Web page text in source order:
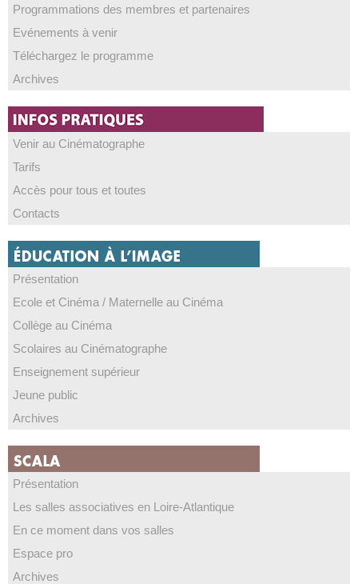
Programmations des membres et partenaires
Evénements à venir
Téléchargez le programme
Archives
Venir au Cinématographe
Tarifs
Accès pour tous et toutes
Contacts
Présentation
Ecole et Cinéma / Maternelle au Cinéma
Collège au Cinéma
Scolaires au Cinématographe
Enseignement supérieur
Jeune public
Archives
Présentation
Les salles associatives en Loire-Atlantique
En ce moment dans vos salles
Espace pro
Archives